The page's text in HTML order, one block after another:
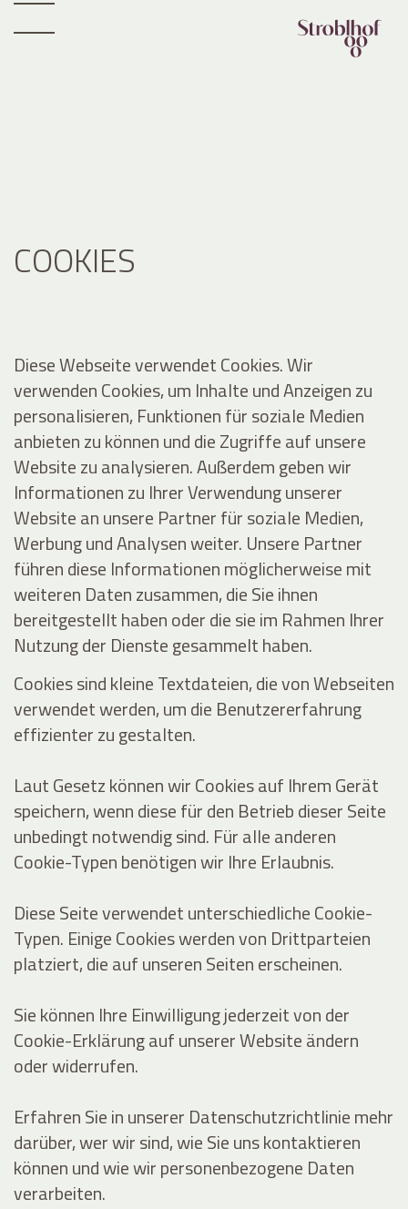
COOKIES
Diese Webseite verwendet Cookies. Wir
verwenden Cookies, um Inhalte und Anzeigen zu
personalisieren, Funktionen für soziale Medien
anbieten zu können und die Zugriffe auf unsere
Website zu analysieren. Außerdem geben wir
Informationen zu Ihrer Verwendung unserer
Website an unsere Partner für soziale Medien,
Werbung und Analysen weiter. Unsere Partner
führen diese Informationen möglicherweise mit
weiteren Daten zusammen, die Sie ihnen
bereitgestellt haben oder die sie im Rahmen Ihrer
Nutzung der Dienste gesammelt haben.
Cookies sind kleine Textdateien, die von Webseiten
verwendet werden, um die Benutzererfahrung
effizienter zu gestalten.
Laut Gesetz können wir Cookies auf Ihrem Gerät
speichern, wenn diese für den Betrieb dieser Seite
unbedingt notwendig sind. Für alle anderen
Cookie-Typen benötigen wir Ihre Erlaubnis.
Diese Seite verwendet unterschiedliche Cookie-
Typen. Einige Cookies werden von Drittparteien
platziert, die auf unseren Seiten erscheinen.
Sie können Ihre Einwilligung jederzeit von der
Cookie-Erklärung auf unserer Website ändern
oder widerrufen.
Erfahren Sie in unserer Datenschutzrichtlinie mehr
darüber, wer wir sind, wie Sie uns kontaktieren
können und wie wir personenbezogene Daten
verarbeiten.